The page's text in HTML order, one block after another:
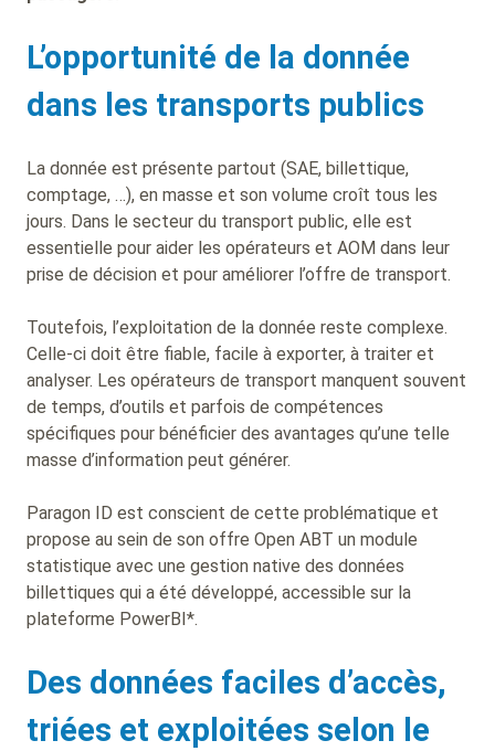
L’opportunité de la donnée
dans les transports publics
La donnée est présente partout (SAE, billettique,
comptage, …), en masse et son volume croît tous les
jours. Dans le secteur du transport public, elle est
essentielle pour aider les opérateurs et AOM dans leur
prise de décision et pour améliorer l’offre de transport.
Toutefois, l’exploitation de la donnée reste complexe.
Celle-ci doit être fiable, facile à exporter, à traiter et
analyser. Les opérateurs de transport manquent souvent
de temps, d’outils et parfois de compétences
spécifiques pour bénéficier des avantages qu’une telle
masse d’information peut générer.
Paragon ID est conscient de cette problématique et
propose au sein de son offre Open ABT un module
statistique avec une gestion native des données
billettiques qui a été développé, accessible sur la
plateforme PowerBI*.
Des données faciles d’accès,
triées et exploitées selon le